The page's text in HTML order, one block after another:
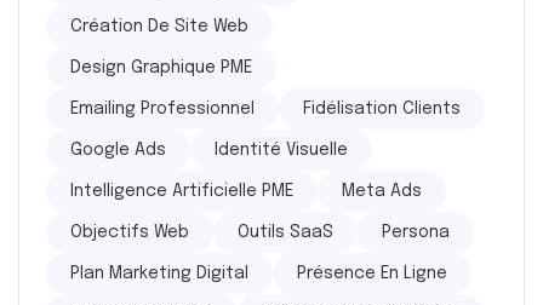
Création De Site Web
Design Graphique PME
Emailing Professionnel Fidélisation Clients
Google Ads Identité Visuelle
Intelligence Artificielle PME Meta Ads
Objectifs Web Outils SaaS Persona
Plan Marketing Digital Présence En Ligne